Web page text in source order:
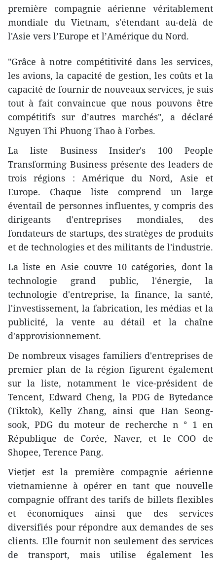
première compagnie aérienne véritablement
mondiale du Vietnam, s'étendant au-delà de
l'Asie vers l’Europe et l’Amérique du Nord.
"Grâce à notre compétitivité dans les services,
les avions, la capacité de gestion, les coûts et la
capacité de fournir de nouveaux services, je suis
tout à fait convaincue que nous pouvons être
compétitifs sur d’autres marchés", a déclaré
Nguyen Thi Phuong Thao à Forbes.
La liste Business Insider's 100 People
Transforming Business présente des leaders de
trois régions : Amérique du Nord, Asie et
Europe. Chaque liste comprend un large
éventail de personnes influentes, y compris des
dirigeants d'entreprises mondiales, des
fondateurs de startups, des stratèges de produits
et de technologies et des militants de l'industrie.
La liste en Asie couvre 10 catégories, dont la
technologie grand public, l'énergie, la
technologie d'entreprise, la finance, la santé,
l'investissement, la fabrication, les médias et la
publicité, la vente au détail et la chaîne
d'approvisionnement.
De nombreux visages familiers d'entreprises de
premier plan de la région figurent également
sur la liste, notamment le vice-président de
Tencent, Edward Cheng, la PDG de Bytedance
(Tiktok), Kelly Zhang, ainsi que Han Seong-
sook, PDG du moteur de recherche n ° 1 en
République de Corée, Naver, et le COO de
Shopee, Terence Pang.
Vietjet est la première compagnie aérienne
vietnamienne à opérer en tant que nouvelle
compagnie offrant des tarifs de billets flexibles
et économiques ainsi que des services
diversifiés pour répondre aux demandes de ses
clients. Elle fournit non seulement des services
de transport, mais utilise également les